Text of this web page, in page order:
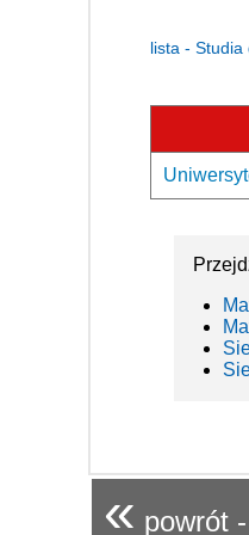
lista - Studia
« powrót